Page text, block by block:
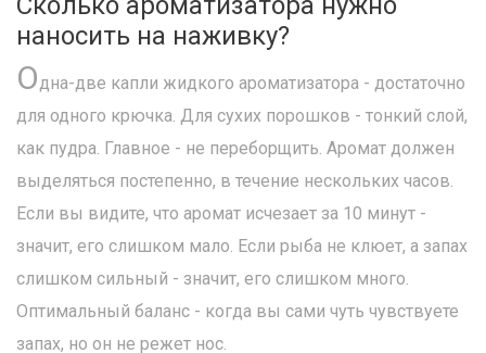
наносить на наживку?
Одна-две капли жидкого ароматизатора - достаточно
для одного крючка. Для сухих порошков - тонкий слой,
как пудра. Главное - не переборщить. Аромат должен
выделяться постепенно, в течение нескольких часов.
Если вы видите, что аромат исчезает за 10 минут -
значит, его слишком мало. Если рыба не клюет, а запах
слишком сильный - значит, его слишком много.
Оптимальный баланс - когда вы сами чуть чувствуете
запах, но он не режет нос.